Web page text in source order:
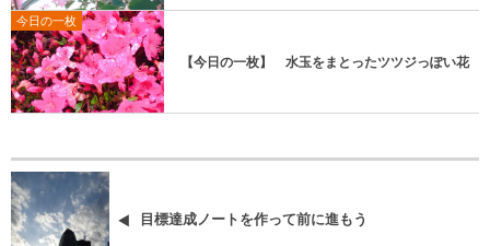
今日の一枚
【今日の一枚】 水玉をまとったツツジっぽい花
目標達成ノートを作って前に進もう